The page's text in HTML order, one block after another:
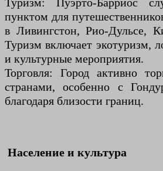
пунктом для
в Ливингстон, Рио-Дульсе,
Туризм включает экотуризм,
и культурные мероприятия.
Торговля: Город активно
странами, особенно с
благодаря близости границ.
Население и культура